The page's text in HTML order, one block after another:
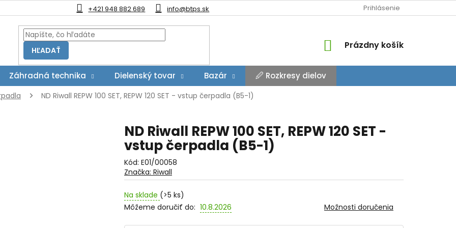
+421 948 882 689 info@btps.sk Prihlásenie
HĽADAŤ
NÁKUPNÝ
Prázdny košík
Záhradná technika Dielenský tovar Bazár 🖉 Rozkresy dielov
ND Riwall REPW 100 SET, REPW 120 SET - vstup čerpadla (B5-1)
ND Riwall REPW 100 SET, REPW 120 SET -
vstup čerpadla (B5-1)
Kód: E01/00058
Na sklade (>5 ks)
Môžeme doručiť do: 10.8.2026 Možnosti doručenia
Značka: Riwall